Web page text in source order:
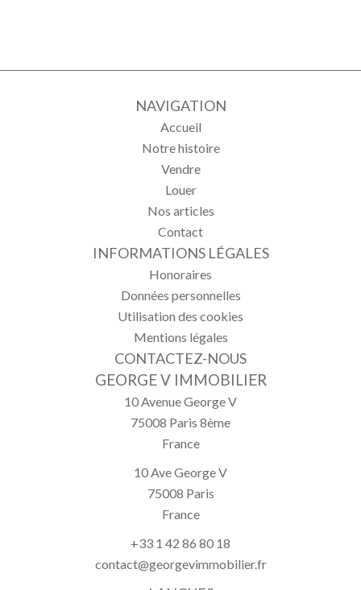
NAVIGATION
Accueil
Notre histoire
Vendre
Louer
Nos articles
Contact
INFORMATIONS LÉGALES
Honoraires
Données personnelles
Utilisation des cookies
Mentions légales
CONTACTEZ-NOUS
GEORGE V IMMOBILIER
10 Avenue George V
75008 Paris 8ème
France
10 Ave George V
75008 Paris
France
+33 1 42 86 80 18
contact@georgevimmobilier.fr